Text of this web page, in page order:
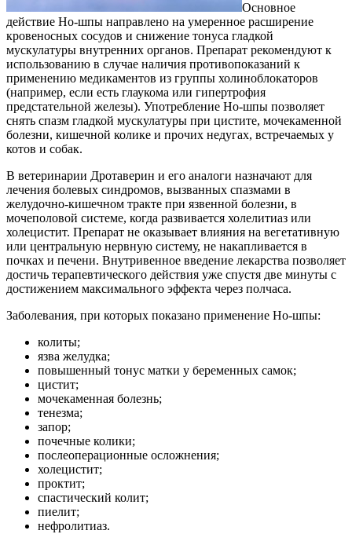
Основное
действие Но-шпы направлено на умеренное расширение
кровеносных сосудов и снижение тонуса гладкой
мускулатуры внутренних органов. Препарат рекомендуют к
использованию в случае наличия противопоказаний к
применению медикаментов из группы холиноблокаторов
(например, если есть глаукома или гипертрофия
предстательной железы). Употребление Но-шпы позволяет
снять спазм гладкой мускулатуры при цистите, мочекаменной
болезни, кишечной колике и прочих недугах, встречаемых у
котов и собак.
В ветеринарии Дротаверин и его аналоги назначают для
лечения болевых синдромов, вызванных спазмами в
желудочно-кишечном тракте при язвенной болезни, в
мочеполовой системе, когда развивается холелитиаз или
холецистит. Препарат не оказывает влияния на вегетативную
или центральную нервную систему, не накапливается в
почках и печени. Внутривенное введение лекарства позволяет
достичь терапевтического действия уже спустя две минуты с
достижением максимального эффекта через полчаса.
Заболевания, при которых показано применение Но-шпы:
колиты;
язва желудка;
повышенный тонус матки у беременных самок;
цистит;
мочекаменная болезнь;
тенезма;
запор;
почечные колики;
послеоперационные осложнения;
холецистит;
проктит;
спастический колит;
пиелит;
нефролитиаз.